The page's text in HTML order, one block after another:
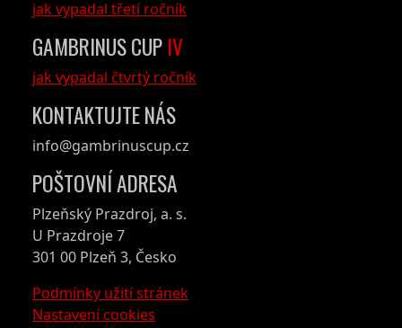
jak vypadal třetí ročník
GAMBRINUS CUP IV
jak vypadal čtvrtý ročník
KONTAKTUJTE NÁS
info@gambrinuscup.cz
POŠTOVNÍ ADRESA
Plzeňský Prazdroj, a. s.
U Prazdroje 7
301 00 Plzeň 3, Česko
Podmínky užití stránek
Nastavení cookies